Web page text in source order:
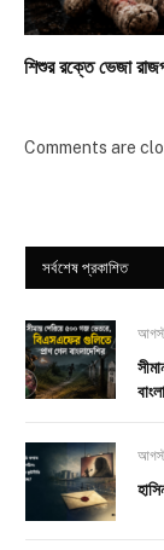
শিশুর রক্তে ভেজা
Comments are
সর্বশেষ প্রকাশিত